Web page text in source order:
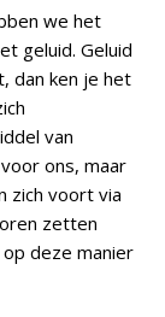
we het
geluid. Geluid
dan ken je het
van
ons, maar
zich voort via
zetten
deze manier